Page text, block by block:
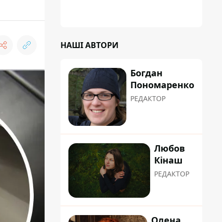
НАШІ АВТОРИ
Богдан
Пономаренко
РЕДАКТОР
Любов
Кінаш
РЕДАКТОР